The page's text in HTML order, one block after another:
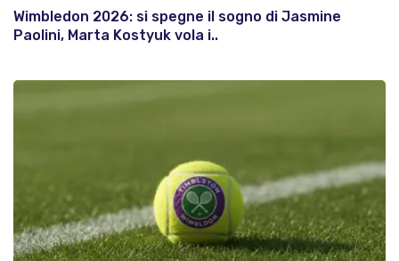
Wimbledon 2026: si spegne il sogno di Jasmine
Paolini, Marta Kostyuk vola i..